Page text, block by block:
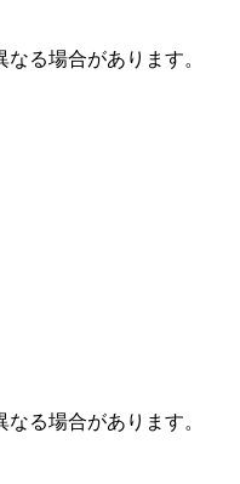
る場合があります。
る場合があります。